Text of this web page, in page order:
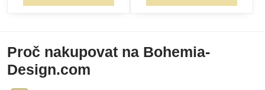
Proč nakupovat na Bohemia-
Design.com